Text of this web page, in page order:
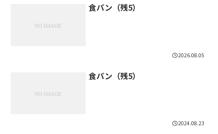
食パン（残5）
2026.08.05
食パン（残5）
2024.08.23